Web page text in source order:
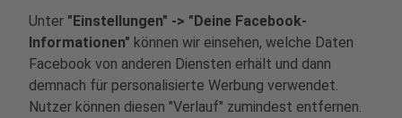
Unter "Einstellungen" -> "Deine Facebook-
Informationen" können wir einsehen, welche Daten
Facebook von anderen Diensten erhält und dann
demnach für personalisierte Werbung verwendet.
Nutzer können diesen "Verlauf" zumindest entfernen.